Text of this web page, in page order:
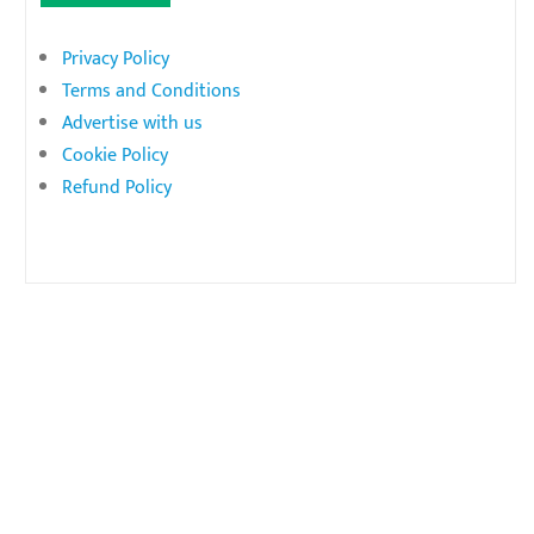
Privacy Policy
Terms and Conditions
Advertise with us
Cookie Policy
Refund Policy